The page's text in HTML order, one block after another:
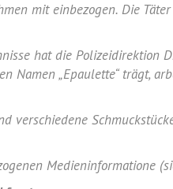
mit einbezogen. Die
hat die Polizeidirektion
Namen „Epaulette“ trägt,
verschiedene
Medieninformatione